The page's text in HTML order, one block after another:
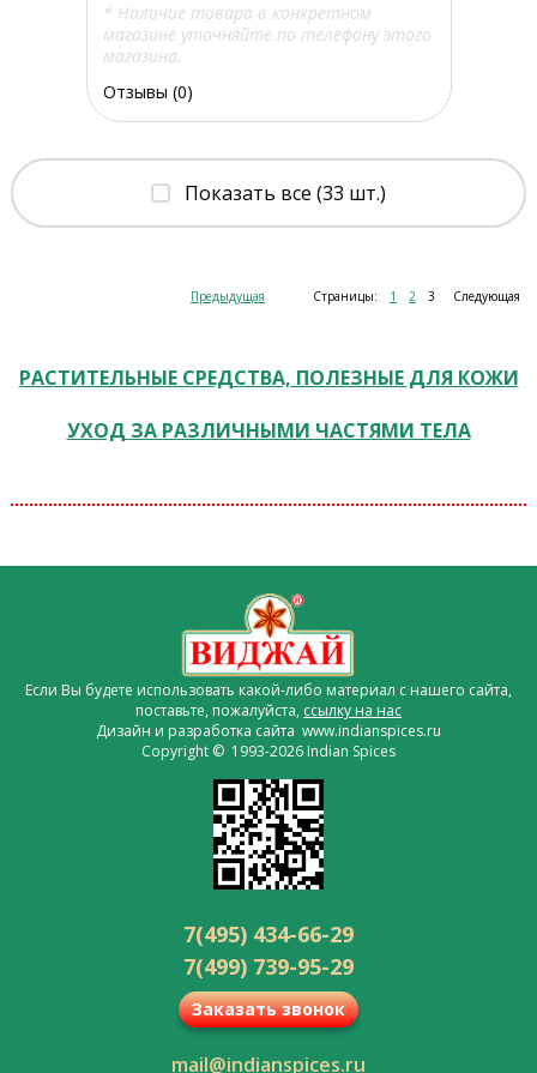
* Наличие товара в конкретном
магазине уточняйте по телефону этого
магазина.
Отзывы (0)
Показать все (33 шт.)
Предыдущая Страницы: 1 2 3 Следующая
РАСТИТЕЛЬНЫЕ СРЕДСТВА, ПОЛЕЗНЫЕ ДЛЯ КОЖИ
УХОД ЗА РАЗЛИЧНЫМИ ЧАСТЯМИ ТЕЛА
Если Вы будете использовать какой-либо материал с нашего сайта,
поставьте, пожалуйста, ссылку на нас
Дизайн и разработка сайта www.indianspices.ru
Copyright © 1993-2026 Indian Spices
7(495) 434-66-29
7(499) 739-95-29
Заказать звонок
mail@indianspices.ru